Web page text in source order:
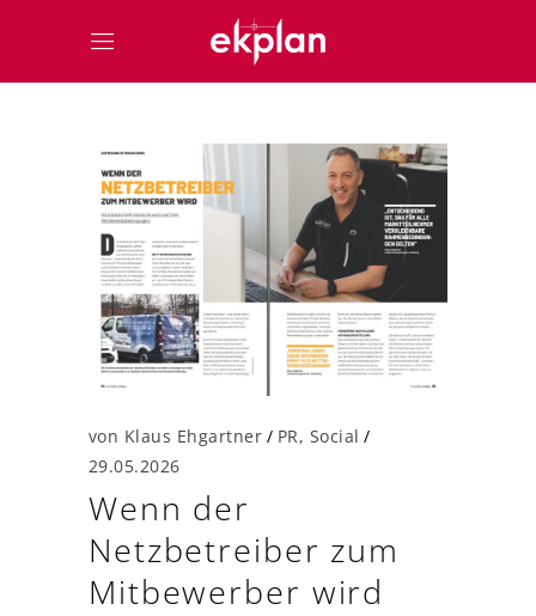
von Klaus Ehgartner PR, Social
29.05.2026
Wenn der
Netzbetreiber zum
Mitbewerber wird